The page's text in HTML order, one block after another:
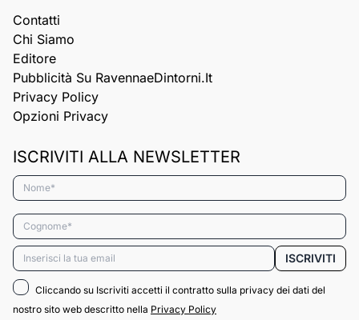
Contatti
Chi Siamo
Editore
Pubblicità Su RavennaeDintorni.it
Privacy Policy
Opzioni Privacy
ISCRIVITI ALLA NEWSLETTER
Nome*
Cognome*
Email* ISCRIVITI
Cliccando su Iscriviti accetti il contratto sulla privacy dei dati del
nostro sito web descritto nella Privacy Policy